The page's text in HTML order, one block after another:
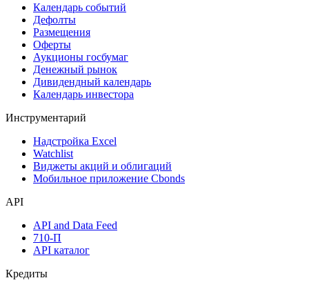
Календарь событий
Дефолты
Размещения
Оферты
Аукционы госбумаг
Денежный рынок
Дивидендный календарь
Календарь инвестора
Инструментарий
Надстройка Excel
Watchlist
Виджеты акций и облигаций
Мобильное приложение Cbonds
API
API and Data Feed
710-П
API каталог
Кредиты